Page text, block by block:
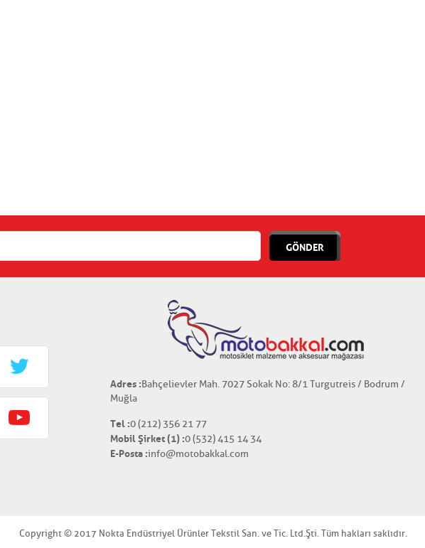
GÖNDER
Adres :Bahçelievler Mah. 7027 Sokak No: 8/1 Turgutreis / Bodrum /
Muğla
Tel :0 (212) 356 21 77
Mobil Şirket (1) :0 (532) 415 14 34
E-Posta :info@motobakkal.com
Copyright © 2017 Nokta Endüstriyel Ürünler Tekstil San. ve Tic. Ltd.Şti. Tüm hakları saklıdır.